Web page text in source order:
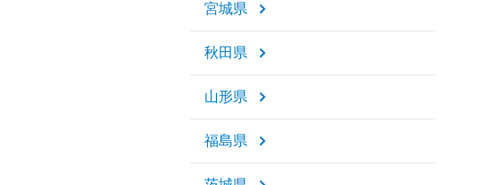
宮城県
秋田県
山形県
福島県